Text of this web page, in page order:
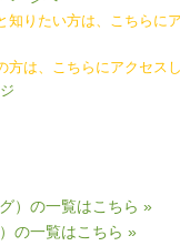
りたい方は、こちらに
は、こちらにアクセスし
）の一覧はこちら »
の一覧はこちら »